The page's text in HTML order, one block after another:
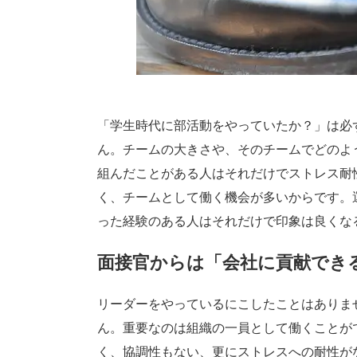
「学生時代に部活動をやっていたか？」は
ん。チームの大きさや、そのチームでどの
組んだことがある人はそれだけでストレス
く、チームとして働く機会が多いからです
った経験のある人はそれだけで印象は良くな
面接官からは「会社に貢献で
リーダーをやっているにこしたことはあり
ん。重要なのは組織の一員として働くこと
く、協調性もない、更にストレスへの耐性